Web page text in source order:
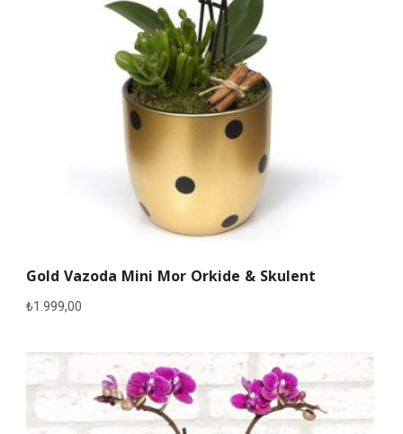
Gold Vazoda Mini Mor Orkide & Skulent
₺1.999,00